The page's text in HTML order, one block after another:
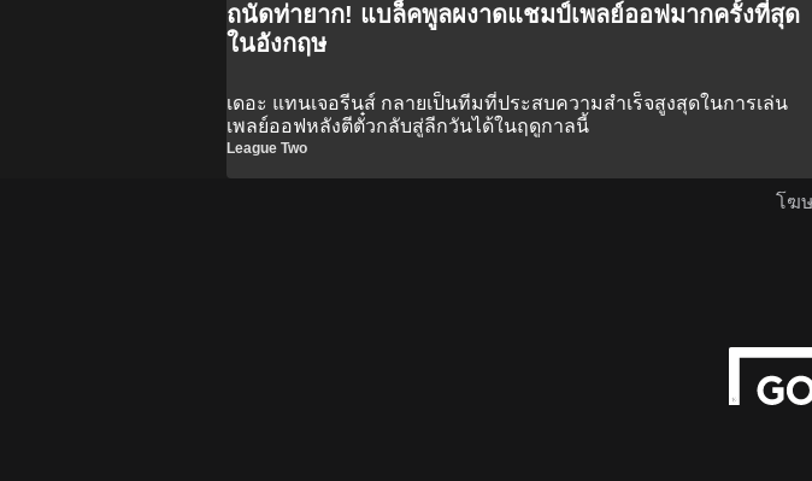
ถนัดท่ายาก! แบล็คพูลผงาดแชมป์เพลย์ออฟมากครั้งที่สุด
ในอังกฤษ
เดอะ แทนเจอรีนส์ กลายเป็นทีมที่ประสบความสำเร็จสูงสุดในการเล่น
เพลย์ออฟหลังตีตั๋วกลับสู่ลีกวันได้ในฤดูกาลนี้
League Two